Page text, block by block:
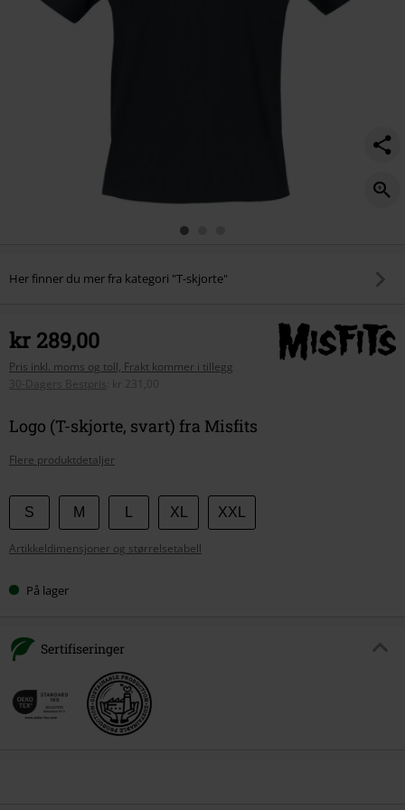
Her finner du mer fra kategori "T-skjorte"
kr 289,00
Pris inkl. moms og toll, Frakt kommer i tillegg
30-Dagers Bestpris
kr 231,00
Logo (T-skjorte, svart) fra Misfits
Flere produktdetaljer
Velg
størrelse
S M XL XXL
Artikkeldimensjoner og størrelsetabell
På lager
Sertifiseringer